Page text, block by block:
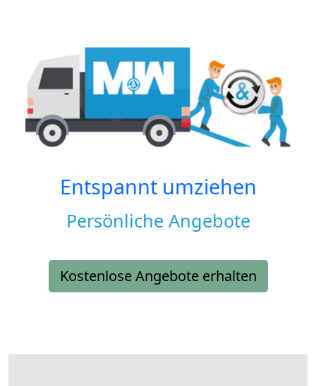
Entspannt umziehen
Persönliche Angebote
Kostenlose Angebote erhalten